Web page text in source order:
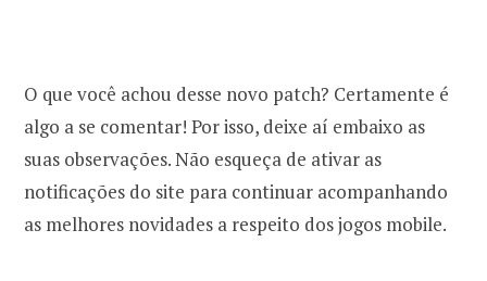
O que você achou desse novo patch? Certamente é
algo a se comentar! Por isso, deixe aí embaixo as
suas observações. Não esqueça de ativar as
notificações do site para continuar acompanhando
as melhores novidades a respeito dos jogos mobile.